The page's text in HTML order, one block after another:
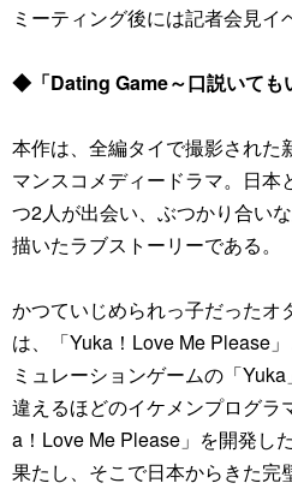
ミーティング後には記者会見イ
◆「Dating Game～口説いても
本作は、全編タイで撮影された
マンスコメディードラマ。日本
つ2人が出会い、ぶつかり合い
描いたラブストーリーである。
かつていじめられっ子だったオ
は、「Yuka！Love Me Please
ミュレーションゲームの「
違えるほどのイケメンプログラ
a！Love Me Please」を開発し
果たし、そこで日本からきた完